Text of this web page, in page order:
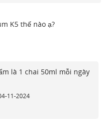
K5 thế nào ạ?
là 1 chai 50ml mỗi ngày
11-2024